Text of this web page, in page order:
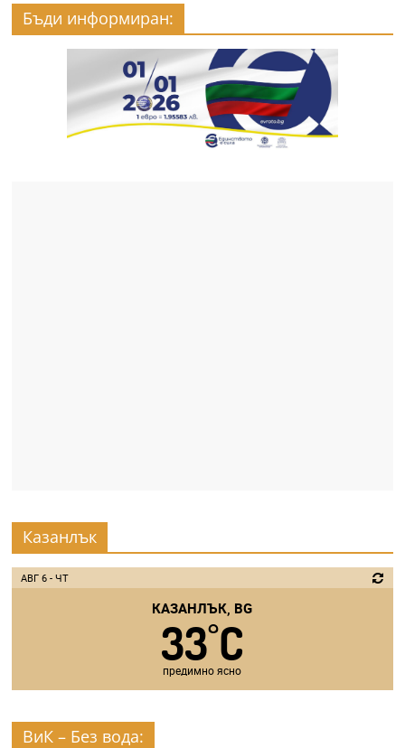
Бъди информиран:
Казанлък
АВГ 6 - ЧТ
КАЗАНЛЪК, BG
33°C
предимно ясно
ВиК – Без вода: